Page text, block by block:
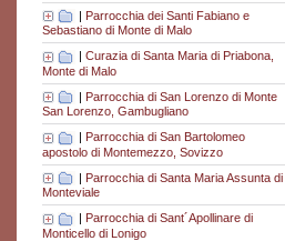
| Parrocchia dei Santi Fabiano e
Sebastiano di Monte di Malo
Curazia di Santa Maria di Priabona,
Monte di Malo
| Parrocchia di San Lorenzo di Monte
San Lorenzo, Gambugliano
Parrocchia di San Bartolomeo
apostolo di Montemezzo, Sovizzo
| Parrocchia di Santa Maria Assunta di
Monteviale
Parrocchia di Sant´Apollinare di
Monticello di Lonigo